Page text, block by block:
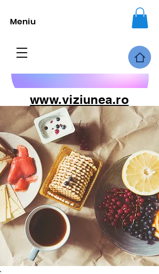
Meniu
www.viziunea.ro